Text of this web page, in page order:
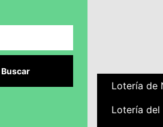
Buscar
Lotería de
Lotería del